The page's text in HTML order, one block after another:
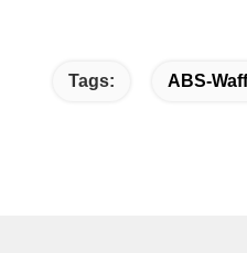
Tags: ABS-